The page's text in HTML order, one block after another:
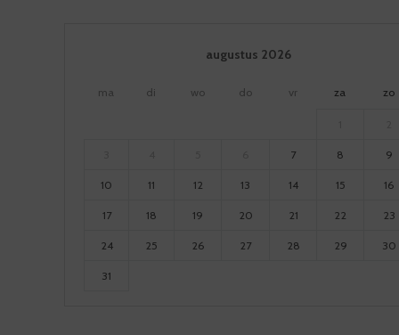
augustus 2026
ma di wo do vr za zo
7 8 9
10 11 12 13 14 15 16
17 18 19 20 21 22 23
24 25 26 27 28 29 30
31